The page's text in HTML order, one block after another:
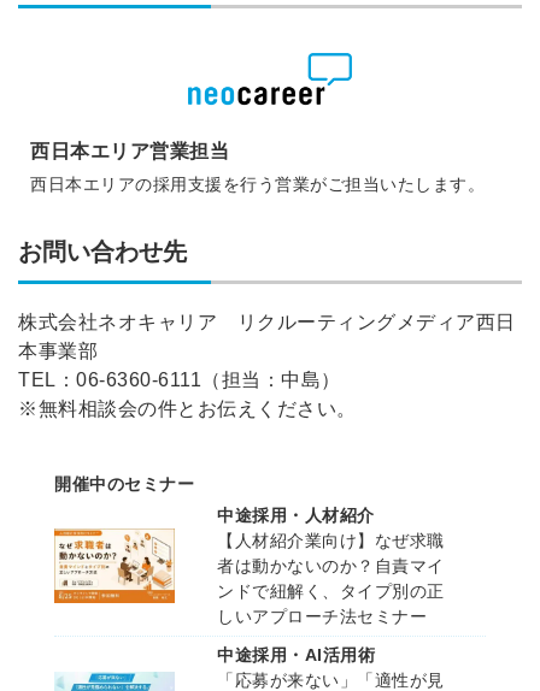
西日本エリア営業担当
西日本エリアの採用支援を行う営業がご担当いたします。
お問い合わせ先
株式会社ネオキャリア リクルーティングメディア西日
本事業部
TEL：06-6360-6111（担当：中島）
※無料相談会の件とお伝えください。
開催中のセミナー
中途採用・人材紹介
【人材紹介業向け】なぜ求職
者は動かないのか？自責マイ
ンドで紐解く、タイプ別の正
しいアプローチ法セミナー
中途採用・AI活用術
「応募が来ない」「適性が見